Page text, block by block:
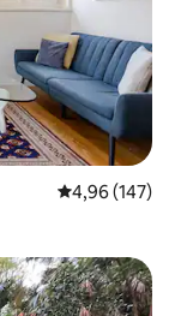
4,96 de uma
4,96 (147)